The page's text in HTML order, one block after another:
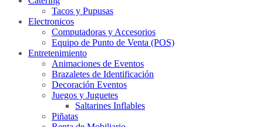
Tacos y Pupusas
Electronicos
Computadoras y Accesorios
Equipo de Punto de Venta (POS)
Entretenimiento
Animaciones de Eventos
Brazaletes de Identificación
Decoración Eventos
Juegos y Juguetes
Saltarines Inflables
Piñatas